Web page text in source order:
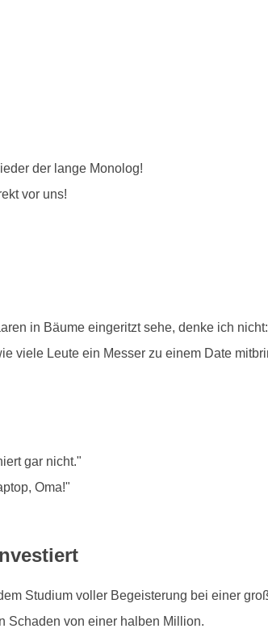
der lange Monolog!
vor uns!
in Bäume eingeritzt sehe, denke ich
viele Leute ein Messer zu einem Date
gar nicht."
Oma!"
Studium voller Begeisterung bei einer
Schaden von einer halben Million.